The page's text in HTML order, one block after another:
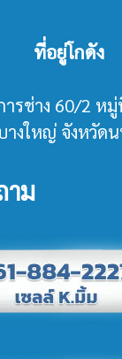
ที่อยู่โกดัง
ารช่าง 60/2 ห
างใหญ่ จังหวั
าม